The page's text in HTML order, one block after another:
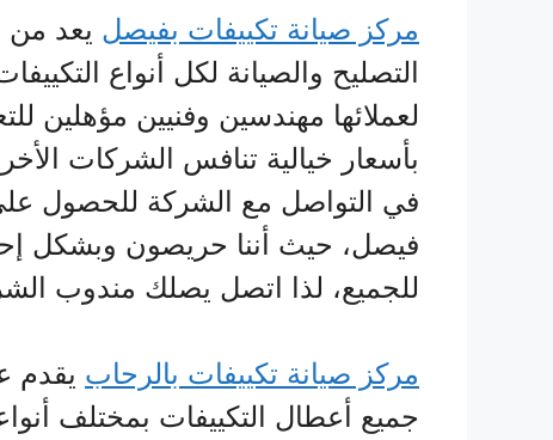
مركز صيانة تكييفات بفيصل يعد من
التصليح والصيانة لكل أنواع
لعملائها مهندسين وفنيين مؤهلين
بأسعار خيالية تنافس الشركات
في التواصل مع الشركة للحصول
فيصل، حيث أننا حريصون وبشكل
للجميع، لذا اتصل يصلك مندوب
مركز صيانة تكييفات بالرحاب يقدم
جميع أعطال التكييفات بمختلف